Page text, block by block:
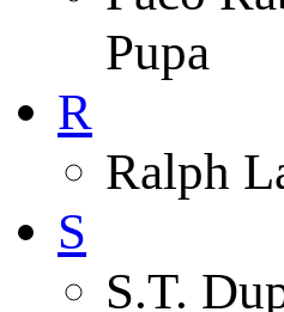
Pupa
R
Ralph
S
S.T.